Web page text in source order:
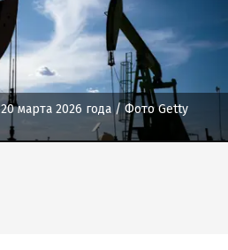
марта 2026 года/ Фото Getty